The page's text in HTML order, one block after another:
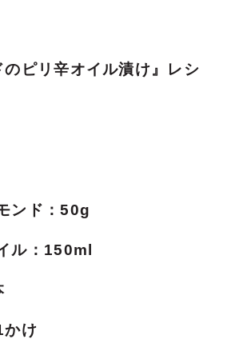
ピリ辛オイル漬け』レシ
ンド：50g
ル：150ml
かけ